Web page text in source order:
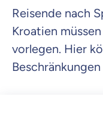
Reisende nach
Kroatien
vorlegen. Hier